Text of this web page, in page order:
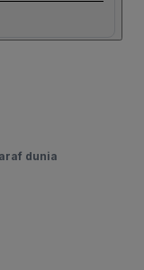
dunia